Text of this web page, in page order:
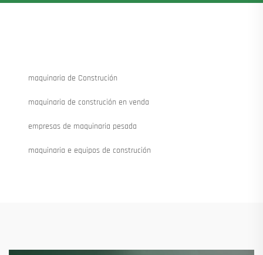
maquinaria de Construción
maquinaria de construción en venda
empresas de maquinaria pesada
maquinaria e equipos de construción